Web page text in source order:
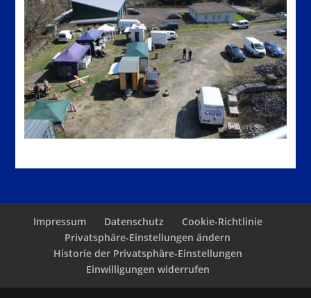
Impressum Datenschutz
Cookie-Richtlinie
Privatsphäre-Einstellungen ändern
Historie der Privatsphäre-Einstellungen
Einwilligungen widerrufen